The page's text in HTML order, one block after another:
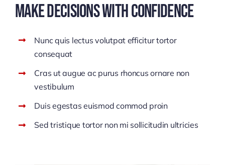
Make Decisions With Confidence
Nunc quis lectus volutpat efficitur tortor
consequat
Cras ut augue ac purus rhoncus ornare non
vestibulum
Duis egestas euismod commod proin
Sed tristique tortor non mi sollicitudin ultricies